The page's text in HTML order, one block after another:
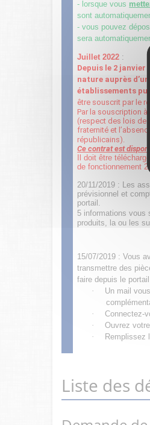
- lorsque vous
sont
- vous pouvez
sera
Juillet 2022 :
Depuis le 2
nature auprès
établissements
être souscrit par le
Par la souscription
(respect des lois de
fraternité et
républicains).
Ce contrat est
Il doit être
de fonctionnement
20/11/2019 : Les
prévisionnel et
portail.
5 informations vous
produits, la ou les
15/07/2019 : Vous
transmettre des
faire depuis le
·
Un mail
·
Connectez-
·
Ouvrez
·
Remplissez
Liste des